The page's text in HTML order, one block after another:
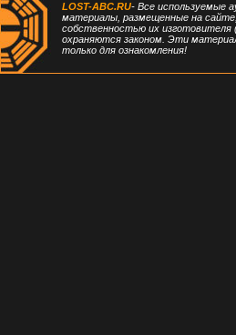
LOST-ABC.RU- Все используемые
материалы, размещенные на
собственностью их изготовителя
охраняются законом. Эти
только для ознакомления!